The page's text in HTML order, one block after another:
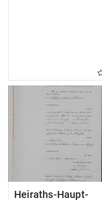
Heiraths-Haupt-